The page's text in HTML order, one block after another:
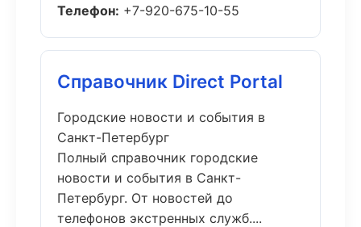
Телефон: +7-920-675-10-55
Справочник Direct Portal
Городские новости и события в
Санкт-Петербург
Полный справочник городские
новости и события в Санкт-
Петербург. От новостей до
телефонов экстренных служб....